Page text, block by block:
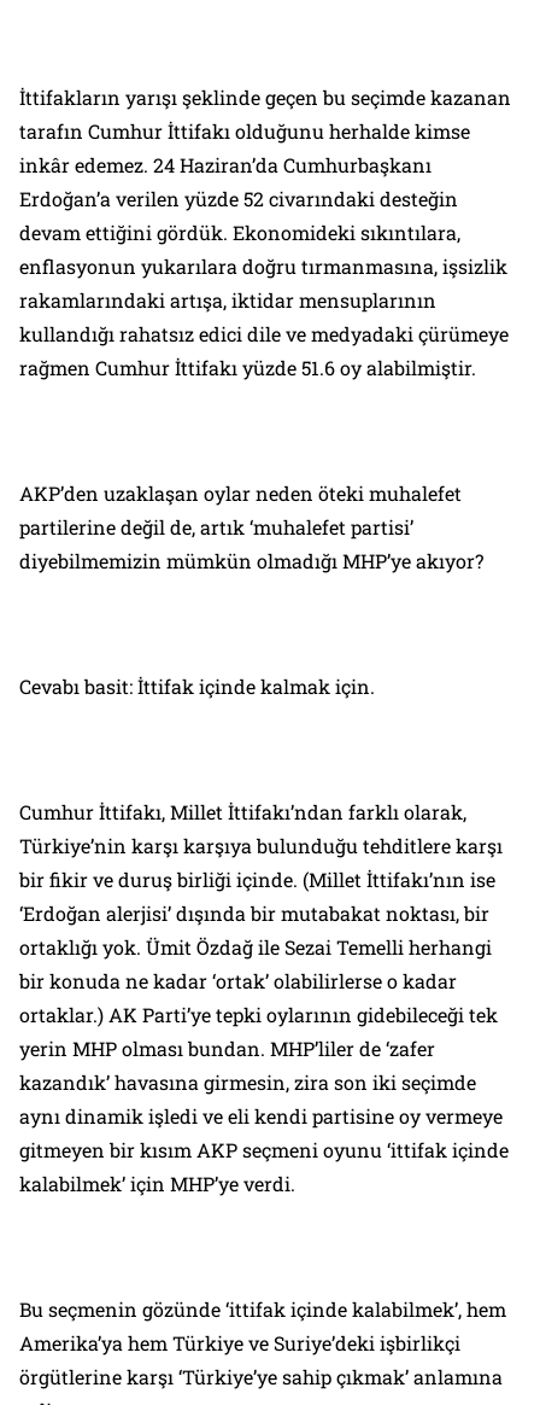
İttifakların yarışı şeklinde geçen bu seçimde kazanan
tarafın Cumhur İttifakı olduğunu herhalde kimse
inkâr edemez. 24 Haziran’da Cumhurbaşkanı
Erdoğan’a verilen yüzde 52 civarındaki desteğin
devam ettiğini gördük. Ekonomideki sıkıntılara,
enflasyonun yukarılara doğru tırmanmasına, işsizlik
rakamlarındaki artışa, iktidar mensuplarının
kullandığı rahatsız edici dile ve medyadaki çürümeye
rağmen Cumhur İttifakı yüzde 51.6 oy alabilmiştir.
AKP’den uzaklaşan oylar neden öteki muhalefet
partilerine değil de, artık ‘muhalefet partisi’
diyebilmemizin mümkün olmadığı MHP’ye akıyor?
Cevabı basit: İttifak içinde kalmak için.
Cumhur İttifakı, Millet İttifakı’ndan farklı olarak,
Türkiye’nin karşı karşıya bulunduğu tehditlere karşı
bir fikir ve duruş birliği içinde. (Millet İttifakı’nın ise
‘Erdoğan alerjisi’ dışında bir mutabakat noktası, bir
ortaklığı yok. Ümit Özdağ ile Sezai Temelli herhangi
bir konuda ne kadar ‘ortak’ olabilirlerse o kadar
ortaklar.) AK Parti’ye tepki oylarının gidebileceği tek
yerin MHP olması bundan. MHP’liler de ‘zafer
kazandık’ havasına girmesin, zira son iki seçimde
aynı dinamik işledi ve eli kendi partisine oy vermeye
gitmeyen bir kısım AKP seçmeni oyunu ‘ittifak içinde
kalabilmek’ için MHP’ye verdi.
Bu seçmenin gözünde ‘ittifak içinde kalabilmek’, hem
Amerika’ya hem Türkiye ve Suriye’deki işbirlikçi
örgütlerine karşı ‘Türkiye’ye sahip çıkmak’ anlamına